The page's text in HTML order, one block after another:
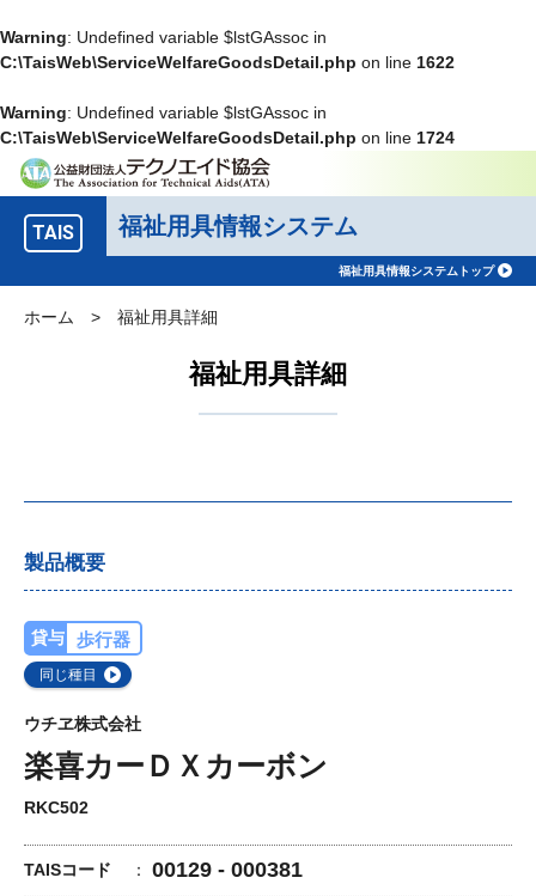
Warning: Undefined variable $lstGAssoc in
C:\TaisWeb\ServiceWelfareGoodsDetail.php on line 1622
Warning: Undefined variable $lstGAssoc in
C:\TaisWeb\ServiceWelfareGoodsDetail.php on line 1724
TAIS 福祉用具情報システム
福祉用具情報システムトップ
ホーム > 福祉用具詳細
福祉用具詳細
製品概要
貸与 歩行器
同じ種目
ウチヱ株式会社
楽喜カーＤＸカーボン
RKC502
TAISコード 00129 - 000381